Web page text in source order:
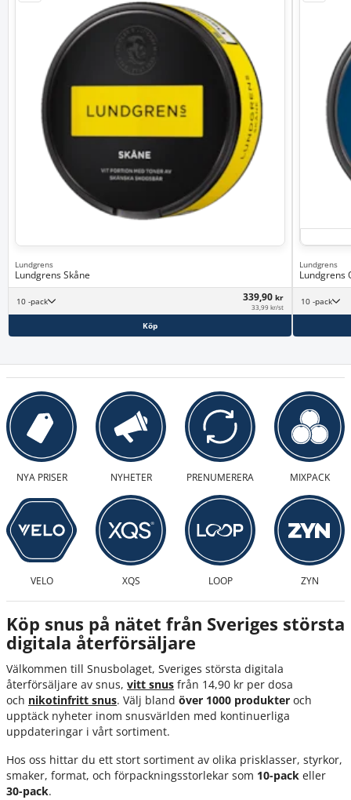
Lundgrens
Lundgrens Skåne
10 -pack 339,90 kr
33,99 kr/st
Köp
Lundgrens
Lundgrens
10 -pack
NYA PRISER NYHETER PRENUMERERA MIXPACK
VELO XQS LOOP ZYN
Köp snus på nätet från Sveriges största
digitala återförsäljare
Välkommen till Snusbolaget, Sveriges största digitala
återförsäljare av snus, vitt snus från 14,90 kr per dosa
och nikotinfritt snus. Välj bland över 1000 produkter och
upptäck nyheter inom snusvärlden med kontinuerliga
uppdateringar i vårt sortiment.
Hos oss hittar du ett stort sortiment av olika prisklasser, styrkor,
smaker, format, och förpackningsstorlekar som 10-pack eller
30-pack.